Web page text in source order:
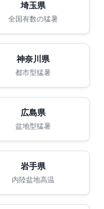
埼玉県
全国有数の猛暑
神奈川県
都市型猛暑
広島県
盆地型猛暑
岩手県
内陸盆地高温